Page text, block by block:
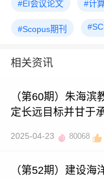
#EI会议论文 #计
#Scopus期刊
相关资讯
（第60期）朱海滨
定长远目标并甘于
2025-04-23 80068
（第52期）建设